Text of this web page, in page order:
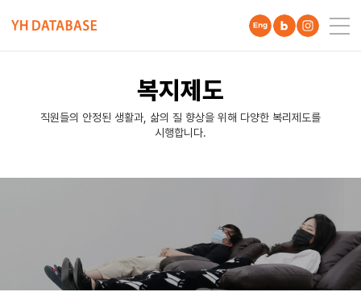
주4일제와 탄력근무제를 시행하며 워라밸을 실천
우수사원 포상, 내일채움공제, 직장어린이집 등 다
행복한 회사 문화를 위해 유급휴가, 안식휴가, 자기
복지제도
직원들의 안정된 생활과, 삶의 질 향상을 위해 다양한 복리제도를
시행합니다.